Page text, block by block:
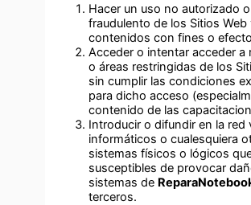
Hacer un uso no autorizado o
fraudulento de los Sitios Web
contenidos con fines o
Acceder o intentar acceder a
o áreas restringidas de los
sin cumplir las condiciones
para dicho acceso
contenido de las
Introducir o difundir en la red
informáticos o cualesquiera
sistemas físicos o lógicos
susceptibles de provocar
sistemas de
terceros.